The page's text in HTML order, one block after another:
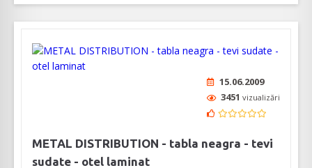
15.06.2009
3451 vizualizări
METAL DISTRIBUTION - tabla neagra - tevi
sudate - otel laminat